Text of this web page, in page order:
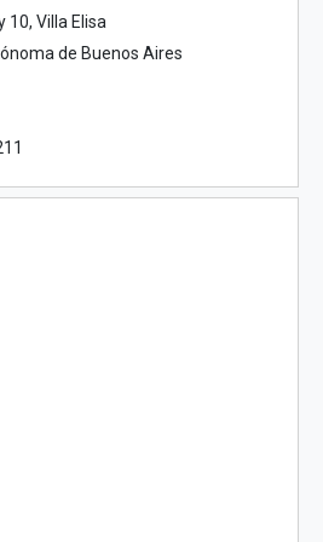
10, Villa Elisa
de Buenos Aires